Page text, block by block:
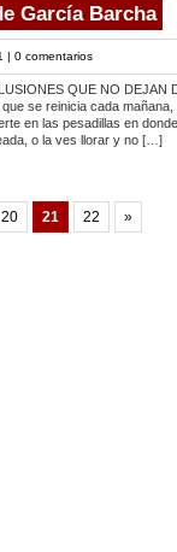
García Barcha
| 0 comentarios
QUE NO DEJAN
se reinicia cada
en las pesadillas en
o la ves llorar y no […]
20 21 22 »